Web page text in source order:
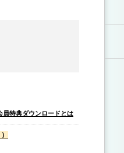
員特典ダウンロードとは